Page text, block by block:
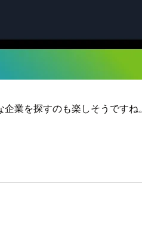
業を探すのも楽しそうですね。